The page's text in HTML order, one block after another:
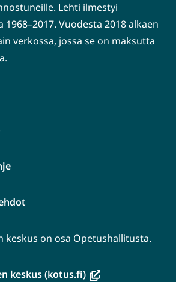
Lehti ilmestyi
Vuodesta 2018 alkaen
verkossa, jossa se on maksutta
keskus on osa Opetushallitusta.
keskus (kotus.fi)(avautuu